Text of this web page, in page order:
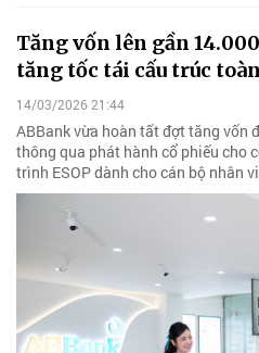
Tăng vốn lên gần
tăng tốc tái cấu trúc
14/03/2026 21:44
ABBank vừa hoàn tất đợt tăng vốn
thông qua phát hành cổ phiếu cho
trình ESOP dành cho cán bộ nhân